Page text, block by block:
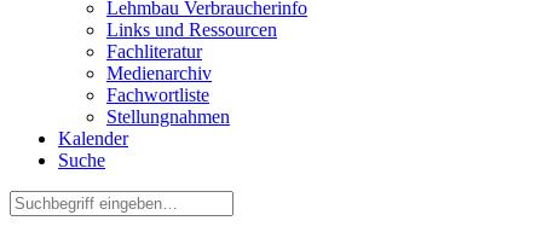
Lehmbau Verbraucherinfo
Links und Ressourcen
Fachliteratur
Medienarchiv
Fachwortliste
Stellungnahmen
Kalender
Suche